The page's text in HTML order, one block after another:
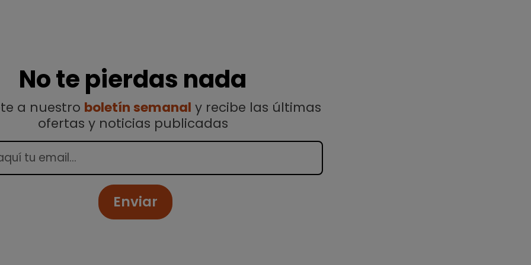
No te pierdas nada
a nuestro boletín semanal y recibe las últimas
ofertas y noticias publicadas
Enviar